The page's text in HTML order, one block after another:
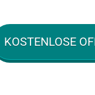
KOSTENLOSE